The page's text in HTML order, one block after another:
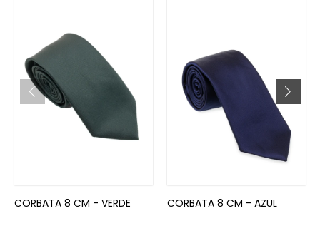
CORBATA 8 CM - VERDE CORBATA 8 CM - AZUL